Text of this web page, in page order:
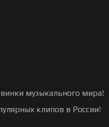
музыкального мира!
клипов в России!